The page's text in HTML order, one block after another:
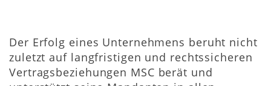
Der Erfolg eines Unternehmens beruht nicht
zuletzt auf langfristigen und rechtssicheren
Vertragsbeziehungen MSC berät und